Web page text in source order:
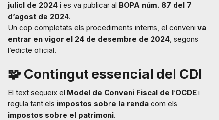
juliol de 2024 i es va publicar al BOPA núm. 87 del 7
d’agost de 2024.
Un cop completats els procediments interns, el conveni va
entrar en vigor el 24 de desembre de 2024, segons
l’edicte oficial.
🧩 Contingut essencial del CDI
El text segueix el Model de Conveni Fiscal de l’OCDE i
regula tant els impostos sobre la renda com els
impostos sobre el patrimoni.